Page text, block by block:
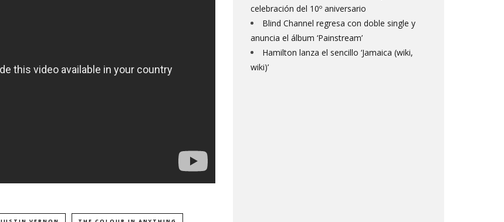
celebración del 10º aniversario
Blind Channel regresa con doble single y
anuncia el álbum ‘Painstream’
Hamilton lanza el sencillo ‘Jamaica (wiki,
wiki)’